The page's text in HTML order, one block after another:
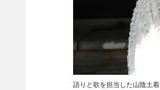
語りと歌を担当した山陰土